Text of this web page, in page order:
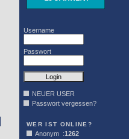
Username
Passwort
NEUER USER
Passwort vergessen?
WER IST ONLINE?
Anonym :1262